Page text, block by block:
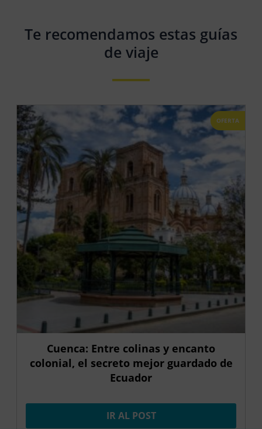
Te recomendamos estas guías
de viaje
OFERTA
Cuenca: Entre colinas y encanto
colonial, el secreto mejor guardado de
Ecuador
IR AL POST